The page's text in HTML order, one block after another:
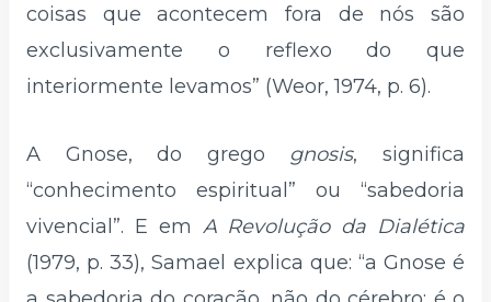
coisas que acontecem fora de nós são
exclusivamente o reflexo do que
interiormente levamos” (Weor, 1974, p. 6).
A Gnose, do grego gnosis, significa
“conhecimento espiritual” ou “sabedoria
vivencial”. E em A Revolução da Dialética
(1979, p. 33), Samael explica que: “a Gnose é